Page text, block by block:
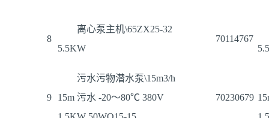
8
离心泵主机\65ZX25-32
5.5KW
70114767
9
污水污物潜水泵\15m3/h
15m 污水 -20～80℃ 380V
70230679